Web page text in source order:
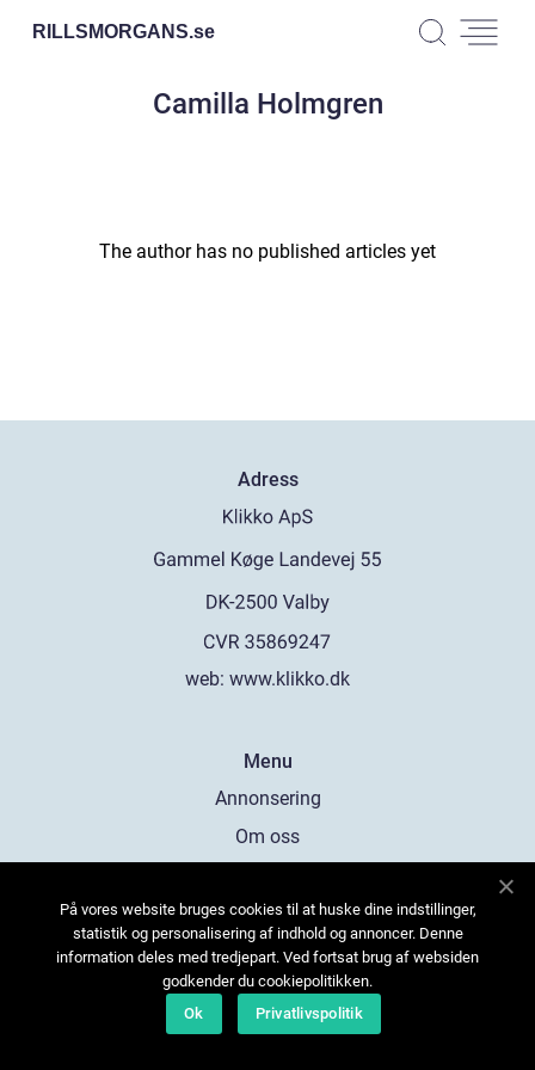
RILLSMORGANS.se
Camilla Holmgren
The author has no published articles yet
Adress
web: www.klikko.dk
Menu
Annonsering
Om oss
Kontakta oss
Sitemap
På vores website bruges cookies til at huske dine indstillinger,
statistik og personalisering af indhold og annoncer. Denne
information deles med tredjepart. Ved fortsat brug af websiden
godkender du cookiepolitikken.
Ok
Privatlivspolitik